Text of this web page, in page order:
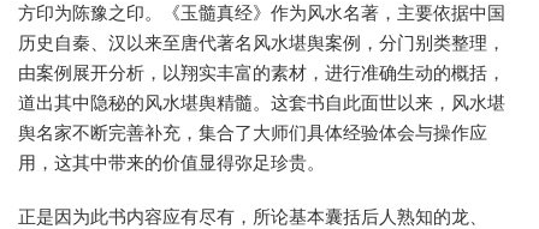
方印为陈豫之印。《玉髓真经》作为风水名著，主要依据中国
历史自秦、汉以来至唐代著名风水堪舆案例，分门别类整理，
由案例展开分析，以翔实丰富的素材，进行准确生动的概括，
道出其中隐秘的风水堪舆精髓。这套书自此面世以来，风水堪
舆名家不断完善补充，集合了大师们具体经验体会与操作应
用，这其中带来的价值显得弥足珍贵。
正是因为此书内容应有尽有，所论基本囊括后人熟知的龙、